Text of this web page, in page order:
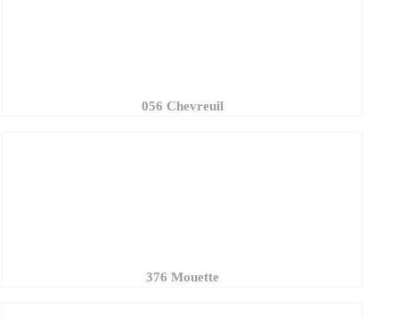
056 Chevreuil
376 Mouette